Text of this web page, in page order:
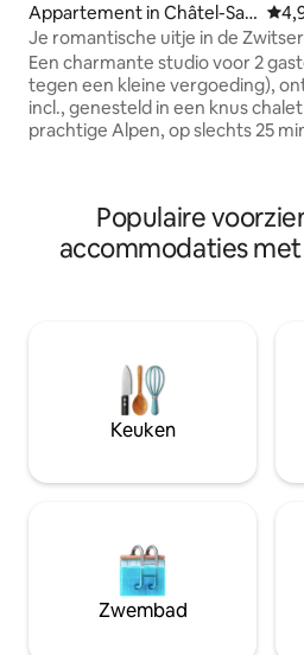
Appartement in Châtel-Sai
nt-Denis
Je romantische uitje in de
Alpen boven Vevey
Een charmante studio voor 2
tegen een kleine vergoeding),
incl., genesteld in een knus
prachtige Alpen, op slechts 25
nu hier bent om de pistes op te
ontspannen of het buitenleven te
verkennen, avontuur is overal:
romantische retraite wacht op je !
Populaire
accommodaties
Keuken
Zwembad